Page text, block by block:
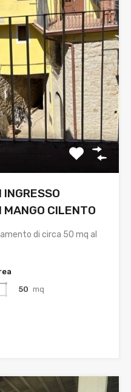
CILENTO
di circa 50 mq al
50 mq